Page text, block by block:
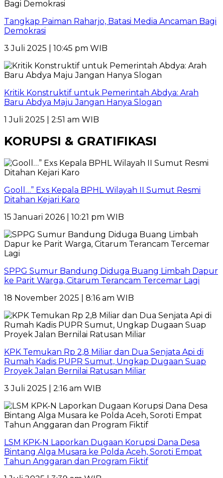
Tangkap Paiman Raharjo, Batasi Media Ancaman Bagi
Demokrasi
3 Juli 2025 | 10:45 pm WIB
Kritik Konstruktif untuk Pemerintah Abdya: Arah
Baru Abdya Maju Jangan Hanya Slogan
1 Juli 2025 | 2:51 am WIB
KORUPSI & GRATIFIKASI
Gooll…” Exs Kepala BPHL Wilayah II Sumut Resmi
Ditahan Kejari Karo
15 Januari 2026 | 10:21 pm WIB
SPPG Sumur Bandung Diduga Buang Limbah Dapur
ke Parit Warga, Citarum Terancam Tercemar Lagi
18 November 2025 | 8:16 am WIB
KPK Temukan Rp 2,8 Miliar dan Dua Senjata Api di
Rumah Kadis PUPR Sumut, Ungkap Dugaan Suap
Proyek Jalan Bernilai Ratusan Miliar
3 Juli 2025 | 2:16 am WIB
LSM KPK-N Laporkan Dugaan Korupsi Dana Desa
Bintang Alga Musara ke Polda Aceh, Soroti Empat
Tahun Anggaran dan Program Fiktif